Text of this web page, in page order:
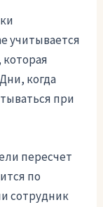
учитывается
которая
когда
при
пересчет
по
сотрудник